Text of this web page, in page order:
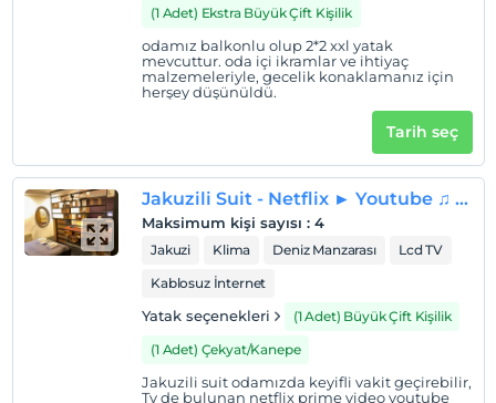
(1 Adet) Ekstra Büyük Çift Kişilik
odamız balkonlu olup 2*2 xxl yatak
mevcuttur. oda içi ikramlar ve ihtiyaç
malzemeleriyle, gecelik konaklamanız için
herşey düşünüldü.
Tarih seç
Jakuzili Suit - Netflix ► Youtube ♫ (Venüs)
Maksimum kişi sayısı : 4
Jakuzi Klima Deniz Manzarası
Lcd TV
Kablosuz İnternet
Yatak seçenekleri
(1 Adet) Büyük Çift Kişilik
(1 Adet) Çekyat/Kanepe
Jakuzili suit odamızda keyifli vakit geçirebilir,
Tv de bulunan netflix prime video youtube